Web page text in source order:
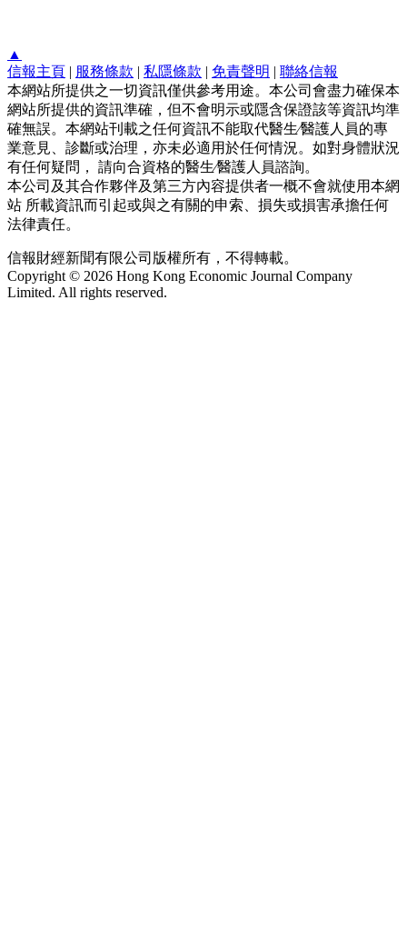
▲
信報主頁 | 服務條款 | 私隱條款 | 免責聲明 | 聯絡信報
本網站所提供之一切資訊僅供參考用途。本公司會盡力確保本
網站所提供的資訊準確，但不會明示或隱含保證該等資訊均準
確無誤。本網站刊載之任何資訊不能取代醫生∕醫護人員的專
業意見、診斷或治理，亦未必適用於任何情況。如對身體狀況
有任何疑問， 請向合資格的醫生∕醫護人員諮詢。
本公司及其合作夥伴及第三方內容提供者一概不會就使用本網
站 所載資訊而引起或與之有關的申索、損失或損害承擔任何
法律責任。
信報財經新聞有限公司版權所有，不得轉載。
Copyright © 2026 Hong Kong Economic Journal Company
Limited. All rights reserved.